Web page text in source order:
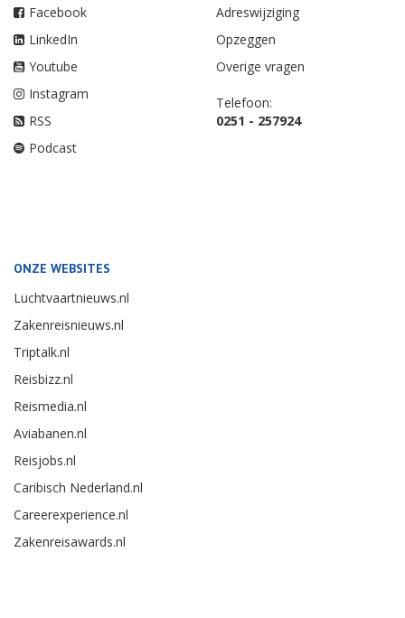
Facebook
LinkedIn
Youtube
Instagram
RSS
Podcast
Adreswijziging
Opzeggen
Overige vragen
Telefoon:
0251 - 257924
ONZE WEBSITES
Luchtvaartnieuws.nl
Zakenreisnieuws.nl
Triptalk.nl
Reisbizz.nl
Reismedia.nl
Aviabanen.nl
Reisjobs.nl
Caribisch Nederland.nl
Careerexperience.nl
Zakenreisawards.nl